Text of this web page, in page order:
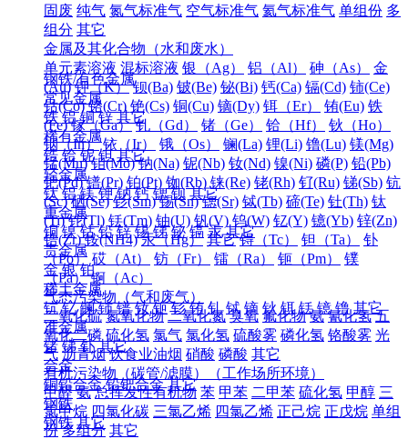
固废 纯气 氮气标准气 空气标准气 氦气标准气 单组份 多
组分 其它
金属及其化合物（水和废水）
单元素溶液 混标溶液 银（Ag） 铝（Al） 砷（As）
金
(Au) 钾（K） 钡(Ba) 铍(Be) 铋(Bi) 钙(Ca) 镉(Cd) 铈(Ce)
钴(Co) 铬(Cr) 铯(Cs) 铜(Cu) 镝(Dy) 铒（Er） 铕(Eu) 铁
(Fe) 镓（Ga） 钆（Gd） 锗（Ge） 铪（Hf）
钬（Ho）
铟（In） 铱（Ir） 锇（Os） 镧(La) 锂(Li) 镥(Lu) 镁(Mg)
锰(Mn) 钼(Mo) 钠(Na) 铌(Nb) 钕(Nd) 镍(Ni) 磷(P) 铅(Pb)
钯(Pd) 镨(Pr) 铂(Pt) 铷(Rb) 铼(Re) 铑(Rh) 钌(Ru) 锑(Sb) 钪
(Sc) 硒(Se) 钐(Sm) 锡(Sn) 锶(Sr) 铽(Tb) 碲(Te) 钍(Th) 钛
(Ti) 铊(Tl) 铥(Tm) 铀(U) 钒(V) 钨(W) 钇(Y) 镱(Yb) 锌(Zn)
锆(Zr) 铵(NH4) 汞（Hg） 其它 锝（Tc） 钽（Ta）
钋
（Po） 砹（At） 钫（Fr） 镭（Ra） 钷（Pm）
镤
（Pa） 锕（Ac）
气态污染物（气和废气）
二氧化硫 氮氧化物 二氧化氮 臭氧 氟化物 氨 氰化氢 五
氧化二磷 硫化氢 氯气 氯化氢 硫酸雾 磷化氢 铬酸雾 光
气 沥青烟 饮食业油烟 硝酸 磷酸 其它
有机污染物（碳管/滤膜）（工作场所环境）
甲醛 氨 总挥发性有机物 苯 甲苯 二甲苯 硫化氢 甲醇 三
氯甲烷 四氯化碳 三氯乙烯 四氯乙烯 正己烷 正戊烷 单组
份 多组分 其它
钢铁/有色金属
常见金属
铁 铝 铜 锌 其它
稀有金属
锆 铪 铌 钽 其它
轻金属
钛 铝 镁 钾 钠 钙 锶 钡 其它
重金属
铜 镍 钴 铅 锌 锡 锑 铋 镉 汞 其它
贵金属
金 银 铂
稀土金属
钪 钇 镧 铈 镨 钕 钷 钐 铕 钆 铽 镝 钬 铒 铥 镱 镥 其它
准金属
锗 锑 钋 其它
合金
铜铅合金 铅钯合金 其它
钢铁
钢铁 其它